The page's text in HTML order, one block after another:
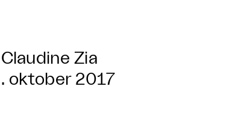
Claudine Zia
oktober 2017